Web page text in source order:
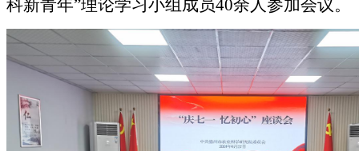
科新青年”理论学习小组成员40余人参加会议。